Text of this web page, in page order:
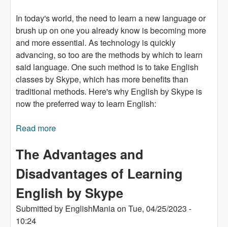
In today's world, the need to learn a new language or
brush up on one you already know is becoming more
and more essential. As technology is quickly
advancing, so too are the methods by which to learn
said language. One such method is to take English
classes by Skype, which has more benefits than
traditional methods. Here's why English by Skype is
now the preferred way to learn English:
Read more
The Advantages and
Disadvantages of Learning
English by Skype
Submitted by EnglishManiaon Tue, 04/25/2023 -
10:24